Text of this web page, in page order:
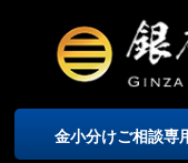
金小分けご相談専